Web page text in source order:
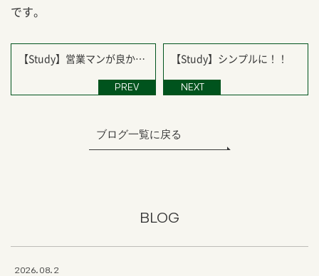
です。
【Study】営業マンが良かっ
PREV
【Study】シンプルに！！
NEXT
ブログ一覧に戻る
BLOG
2026.08.2